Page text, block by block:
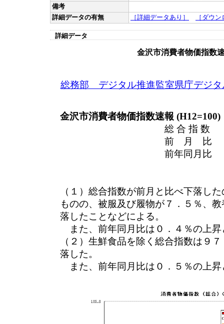
備考
詳細データの有無
［詳細データあり］ ［ダウ
詳細データ
金沢市消費者物価指数
総務部 デジタル推進監室県庁デジ
金沢市消費者物価指数速報 (H12=100)
総 合 指 数 ９
前 月 比 （－
前年同月比 （＋
（１）総合指数が前月と比べ下落し
ものの、被服及び履物が７．５％、
落したことなどによる。
また、前年同月比は０．４％の上昇
（２）生鮮食品を除く総合指数は９
落した。
また、前年同月比は０．５％の上昇